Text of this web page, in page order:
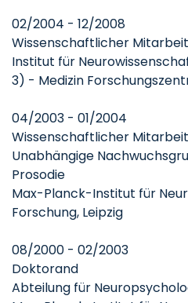
02/2004 - 12/2008
Wissenschaftlicher
Institut für
3) - Medizin
04/2003 - 01/2004
Wissenschaftlicher
Unabhängige
Prosodie
Max-Planck-Institut für
Forschung, Leipzig
08/2000 - 02/2003
Doktorand
Abteilung für